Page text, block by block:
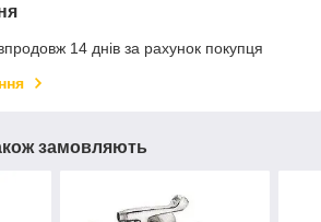
14 днів за рахунок покупця
замовляють